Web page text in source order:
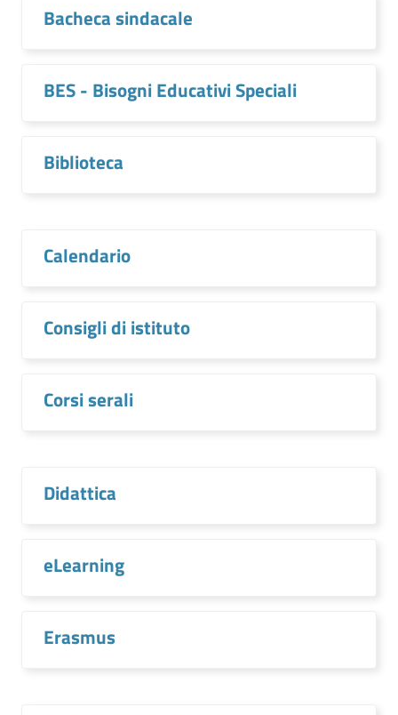
Bacheca sindacale
BES - Bisogni Educativi Speciali
Biblioteca
Calendario
Consigli di istituto
Corsi serali
Didattica
eLearning
Erasmus